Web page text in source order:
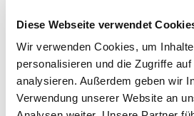
Diese Webseite verwendet
Wir verwenden Cookies, um
personalisieren und die Zugriffe
analysieren. Außerdem geben wir
Verwendung unserer Website an